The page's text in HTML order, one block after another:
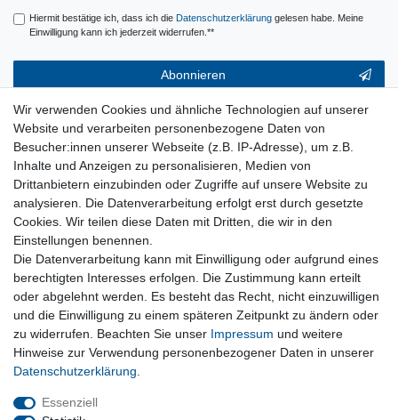
Hiermit bestätige ich, dass ich die Daten­schutz­erklärunggelesen habe. Meine
Einwilligung kann ich jederzeit widerrufen.**
Abonnieren
** Hierbei handelt es sich um ein Pflichtfeld.
Service & Hilfe
Kontakt
Warenkorb
Zur Kasse
Nützliches
Newsletter abmelden
Widerrufsformular
Vertrag Widerrufen
Rechtliches
Impressum
Wiederrufsrecht
Wir verwenden Cookies und ähnliche Technologien auf unserer
Website und verarbeiten personenbezogene Daten von
Besucher:innen unserer Webseite (z.B. IP-Adresse), um z.B.
Inhalte und Anzeigen zu personalisieren, Medien von
Drittanbietern einzubinden oder Zugriffe auf unsere Website zu
analysieren. Die Datenverarbeitung erfolgt erst durch gesetzte
Cookies. Wir teilen diese Daten mit Dritten, die wir in den
Einstellungen benennen.
Die Datenverarbeitung kann mit Einwilligung oder aufgrund eines
berechtigten Interesses erfolgen. Die Zustimmung kann erteilt
oder abgelehnt werden. Es besteht das Recht, nicht einzuwilligen
und die Einwilligung zu einem späteren Zeitpunkt zu ändern oder
zu widerrufen. Beachten Sie unser Impressum und weitere
Hinweise zur Verwendung personenbezogener Daten in unserer
Daten­schutz­erklärung
Essenziell